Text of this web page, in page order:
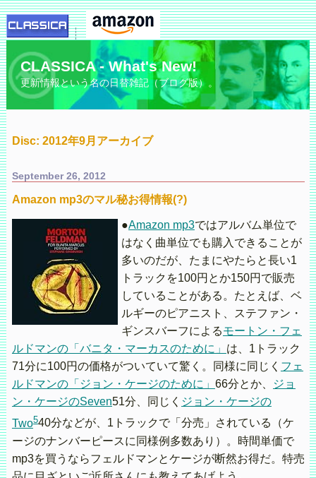
CLASSICA - What's New!
更新情報という名の日替雑記（ブログ版）。
Disc: 2012年9月アーカイブ
September 26, 2012
Amazon mp3のマル秘お得情報(?)
●Amazon mp3ではアルバム単位で
はなく曲単位でも購入できることが
多いのだが、たまにやたらと長い1
トラックを100円とか150円で販売
していることがある。たとえば、ベ
ルギーのピアニスト、ステファン・
ギンスバーフによるモートン・フェ
ルドマンの「バニタ・マーカスのために」 は、1トラック
71分に100円の価格がついていて驚く。同様に同じく フェ
ルドマンの「ジョン・ケージのために」 66分とか、
ジョ
ン・ケージのSeven51分、同じく ジョン・ケージの
Two540分などが、1トラックで「分売」されている（ケ
ージのナンバーピースに同様例多数あり）。時間単価で
mp3を買うならフェルドマンとケージが断然お得だ。特売